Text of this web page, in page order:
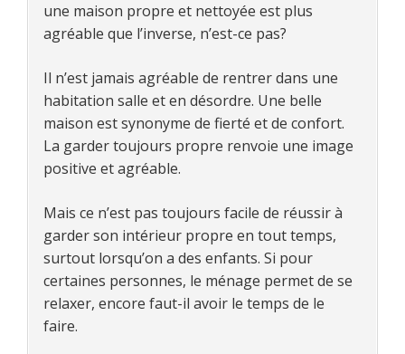
une maison propre et nettoyée est plus
agréable que l’inverse, n’est-ce pas?
Il n’est jamais agréable de rentrer dans une
habitation salle et en désordre. Une belle
maison est synonyme de fierté et de confort.
La garder toujours propre renvoie une image
positive et agréable.
Mais ce n’est pas toujours facile de réussir à
garder son intérieur propre en tout temps,
surtout lorsqu’on a des enfants. Si pour
certaines personnes, le ménage permet de se
relaxer, encore faut-il avoir le temps de le
faire.